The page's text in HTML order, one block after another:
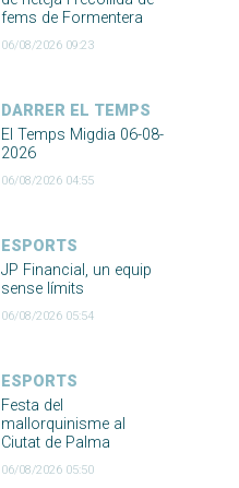
fems de Formentera
06/08/2026 09:23
DARRER EL TEMPS
El Temps Migdia 06-08-
2026
06/08/2026 04:55
ESPORTS
JP Financial, un equip
sense límits
06/08/2026 05:54
ESPORTS
Festa del
mallorquinisme al
Ciutat de Palma
06/08/2026 05:50